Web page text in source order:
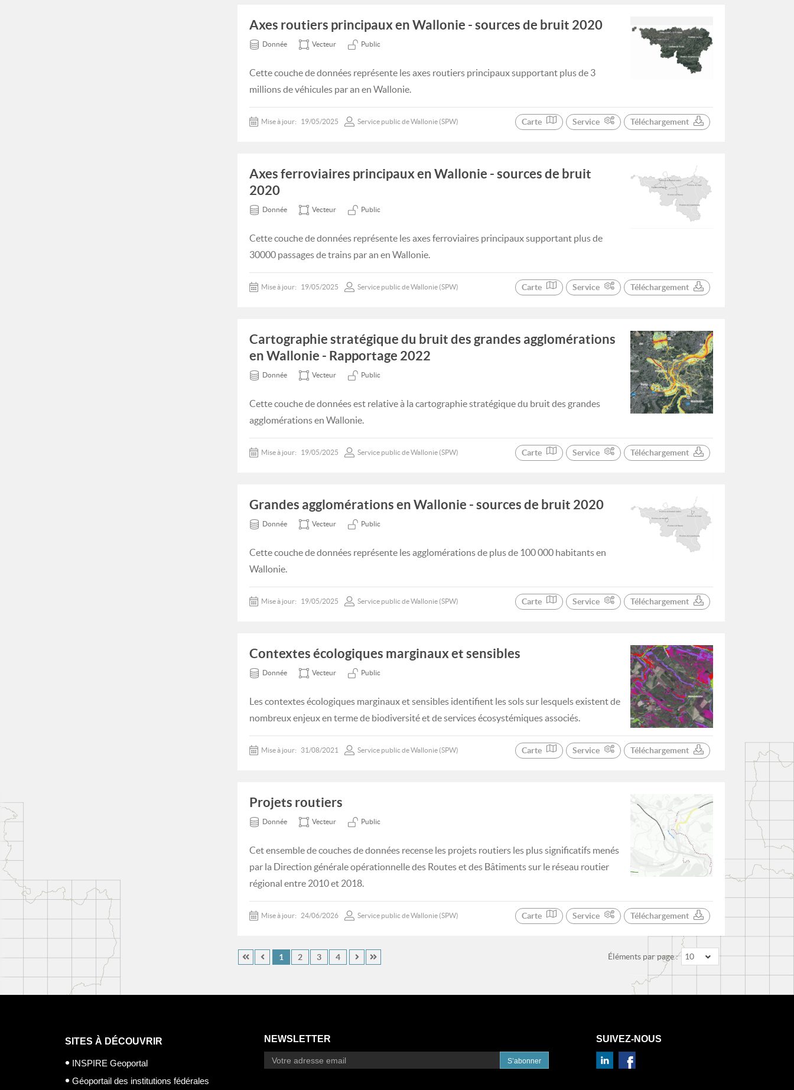
Axes routiers principaux en Wallonie - sources de bruit 2020
Donnée Vecteur Public
Cette couche de données représente les axes routiers principaux supportant plus de 3
millions de véhicules par an en Wallonie.
Mise à jour: 19/05/2025 Service public de Wallonie (SPW) Carte Service Téléchargement
Axes ferroviaires principaux en Wallonie - sources de bruit
2020
Donnée Vecteur Public
Cette couche de données représente les axes ferroviaires principaux supportant plus de
30000 passages de trains par an en Wallonie.
Mise à jour: 19/05/2025 Service public de Wallonie (SPW) Carte Service Téléchargement
Cartographie stratégique du bruit des grandes agglomérations
en Wallonie - Rapportage 2022
Donnée Vecteur Public
Cette couche de données est relative à la cartographie stratégique du bruit des grandes
agglomérations en Wallonie.
Mise à jour: 19/05/2025 Service public de Wallonie (SPW) Carte Service Téléchargement
Grandes agglomérations en Wallonie - sources de bruit 2020
Donnée Vecteur Public
Cette couche de données représente les agglomérations de plus de 100 000 habitants en
Wallonie.
Mise à jour: 19/05/2025 Service public de Wallonie (SPW) Carte Service Téléchargement
Contextes écologiques marginaux et sensibles
Donnée Vecteur Public
Les contextes écologiques marginaux et sensibles identifient les sols sur lesquels existent de
nombreux enjeux en terme de biodiversité et de services écosystémiques associés.
Mise à jour: 31/08/2021 Service public de Wallonie (SPW) Carte Service Téléchargement
Projets routiers
Donnée Vecteur Public
Cet ensemble de couches de données recense les projets routiers les plus significatifs menés
par la Direction générale opérationnelle des Routes et des Bâtiments sur le réseau routier
régional entre 2010 et 2018.
Mise à jour: 24/06/2026 Service public de Wallonie (SPW) Carte Service Téléchargement
Éléments par page : 10
1 2 3 4
SITES À DÉCOUVRIR
INSPIRE Geoportal
Géoportail des institutions fédérales
NEWSLETTER
S’abonner
SUIVEZ-NOUS